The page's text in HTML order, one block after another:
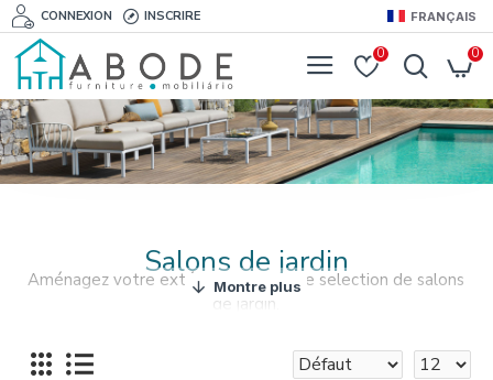
CONNEXION INSCRIRE FRANÇAIS
0 0
Salons de jardin
Aménagez votre extérieur avec notre selection de salons
de jardin.
votre jardin ou terrasse, nous avons une gamme magnifique